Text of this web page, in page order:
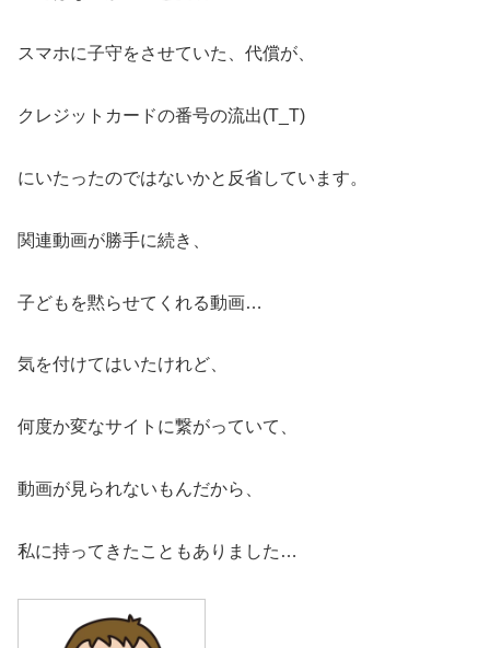
スマホに子守をさせていた、代償が、
クレジットカードの番号の流出(T_T)
にいたったのではないかと反省しています。
関連動画が勝手に続き、
子どもを黙らせてくれる動画…
気を付けてはいたけれど、
何度か変なサイトに繋がっていて、
動画が見られないもんだから、
私に持ってきたこともありました…